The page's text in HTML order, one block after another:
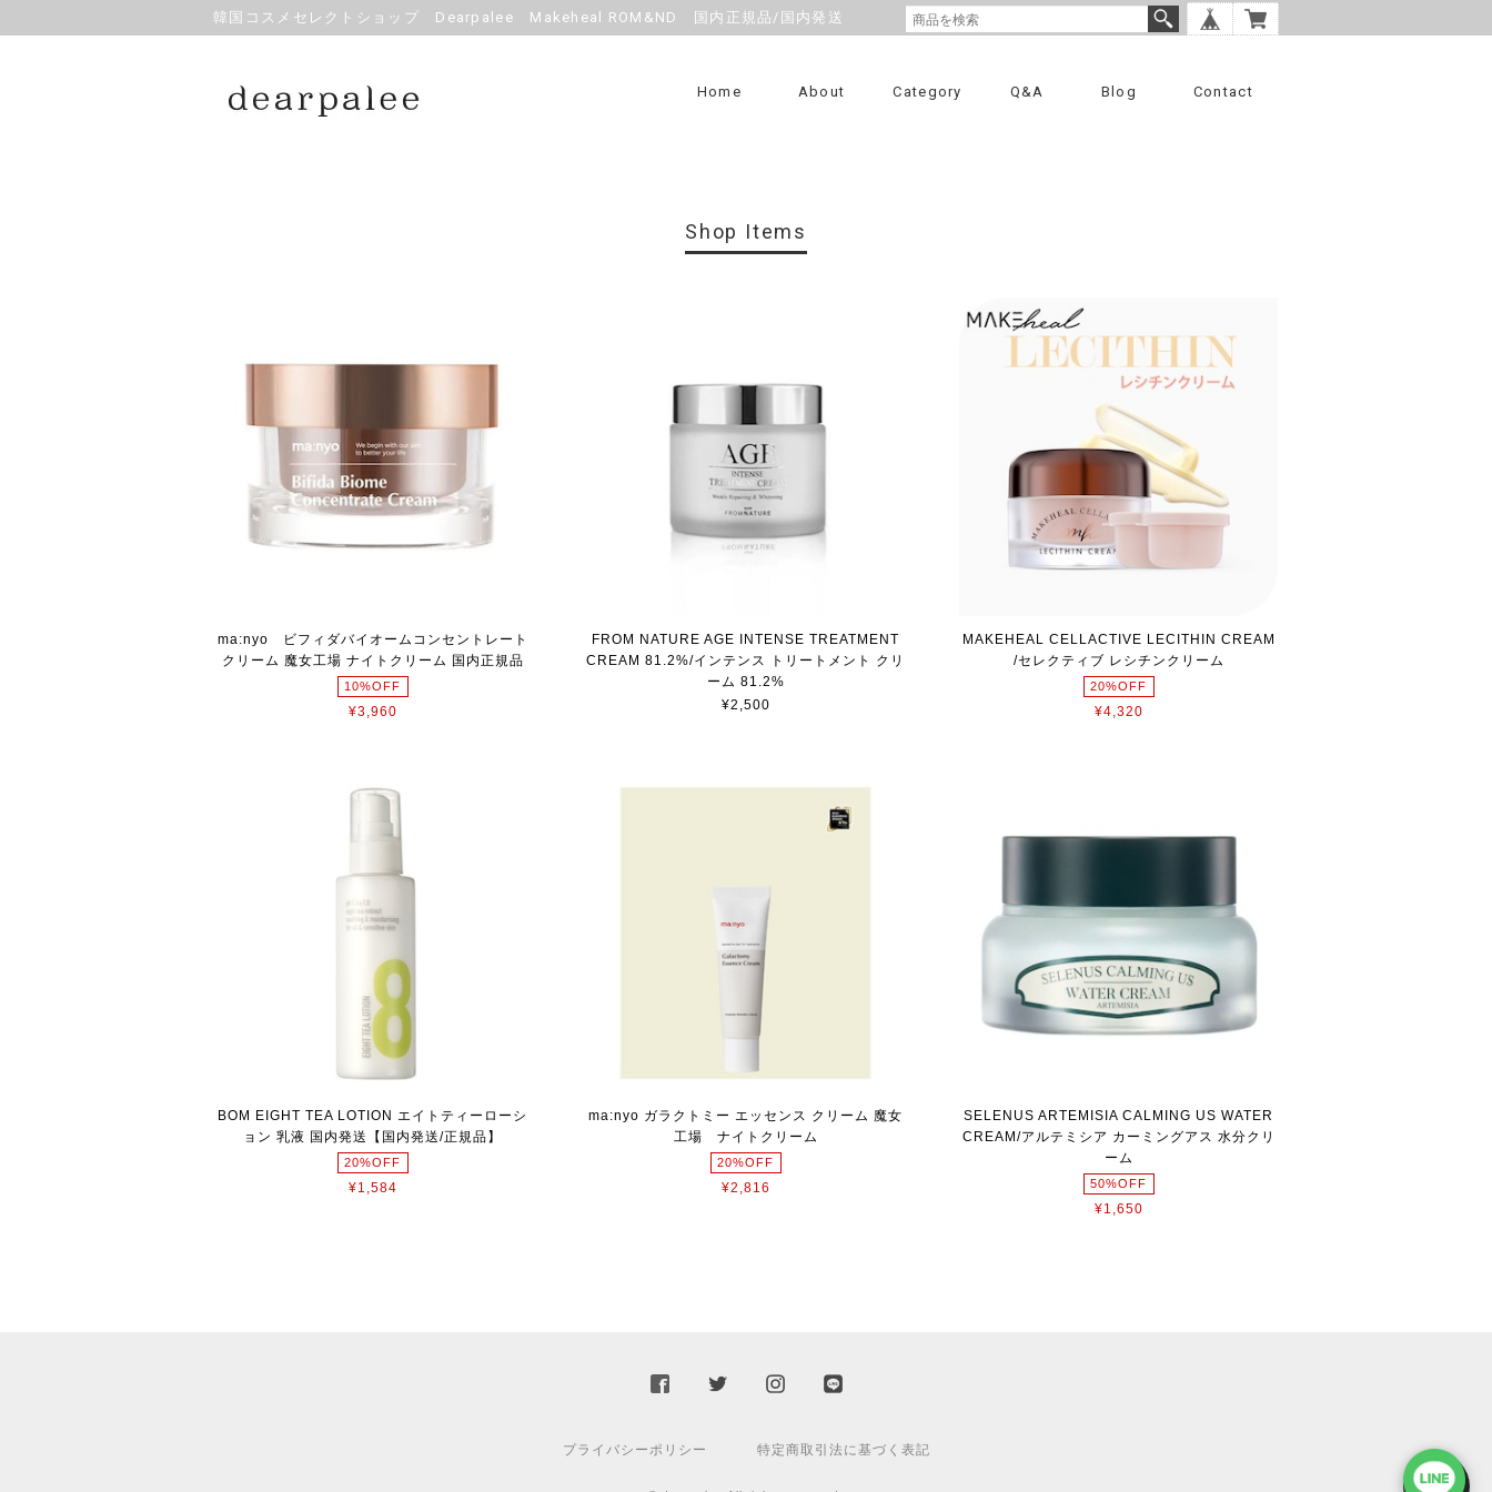
韓国コスメセレクトショップ Dearpalee Makeheal ROM&ND 国内正規品/国内発送
Home About Category Q&A Blog Contact
Shop Items
ma:nyo ビフィダバイオームコンセントレート
クリーム 魔女工場 ナイトクリーム 国内正規品
10%OFF
¥3,960
FROM NATURE AGE INTENSE TREATMENT
CREAM 81.2%/インテンス トリートメント クリ
ーム 81.2%
¥2,500
MAKEHEAL CELLACTIVE LECITHIN CREAM
/セレクティブ レシチンクリーム
20%OFF
¥4,320
BOM EIGHT TEA LOTION エイトティーローシ
ョン 乳液 国内発送【国内発送/正規品】
20%OFF
¥1,584
ma:nyo ガラクトミー エッセンス クリーム 魔女
工場 ナイトクリーム
20%OFF
¥2,816
SELENUS ARTEMISIA CALMING US WATER
CREAM/アルテミシア カーミングアス 水分クリ
ーム
50%OFF
¥1,650
プライバシーポリシー 特定商取引法に基づく表記